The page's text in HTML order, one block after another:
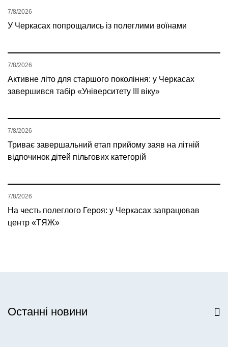
У Черкасах попрощались із полеглими воїнами
7/8/2026
Активне літо для старшого покоління: у Черкасах
завершився табір «Університету ІІІ віку»
7/8/2026
Триває завершальний етап прийому заяв на літній
відпочинок дітей пільгових категорій
7/8/2026
На честь полеглого Героя: у Черкасах запрацював
центр «ТЯЖ»
7/8/2026
Останні новини